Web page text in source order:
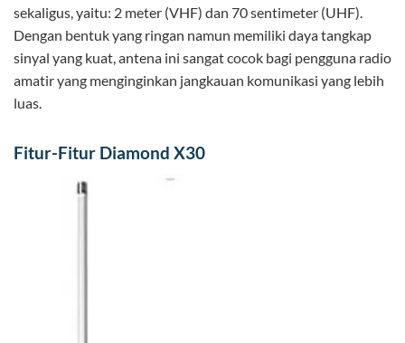
sekaligus, yaitu: 2 meter (VHF) dan 70 sentimeter (UHF).
Dengan bentuk yang ringan namun memiliki daya tangkap
sinyal yang kuat, antena ini sangat cocok bagi pengguna radio
amatir yang menginginkan jangkauan komunikasi yang lebih
luas.
Fitur-Fitur Diamond X30